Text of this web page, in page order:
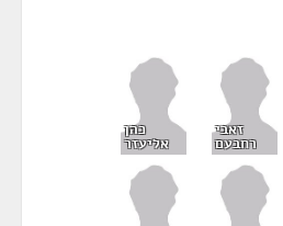
זאבי
רחבעם
כהן
אליעזר